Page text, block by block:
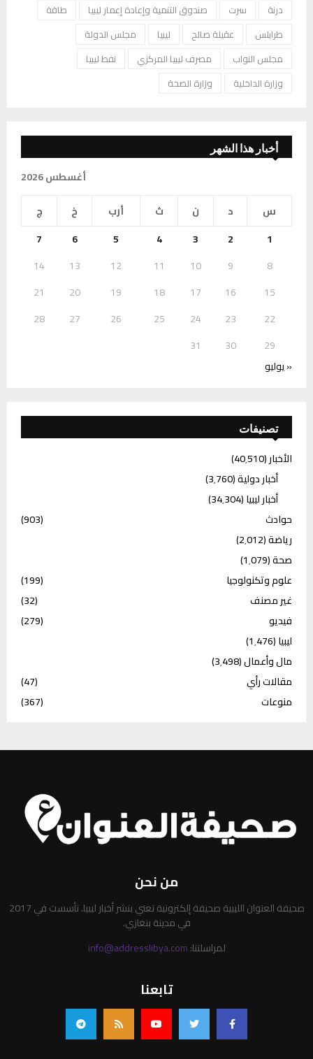
درنة
سرت صندوق التنمية وإعادة إعمار ليبيا
طاقة
طرابلس
عقيلة صالح ليبيا
مجلس الدولة
مجلس النواب
مصرف ليبيا المركزي
نفط ليبيا
وزارة الداخلية
وزارة الصحة
أخبار هذا الشهر
أغسطس 2026
س
د ن ث أرب خ
ج
1
2
3
4
5
6
7
8
9
10
11
12
13
14
15
16
17
18
19
20
21
22
23
24
25
26
27
28
29
30
31
« يوليو
تصنيفات
الأخبار(40٬510)
أخبار دولية(3٬760)
أخبار ليبيا(34٬304)
حوادث
(903)
رياضة(2٬012)
صحة(1٬079)
علوم وتكنولوجيا
(199)
غير مصنف
(32)
فيديو
(279)
ليبيا(1٬476)
مال وأعمال(3٬498)
مقالات رأي
(47)
منوعات
(367)
من نحن
صحيفة العنوان الليبية صحيفة إلكترونية تعني بنشر أخبار ليبيا. تأسست في 2017
في مدينة بنغازي.
لمراسلتنا:info@addresslibya.com
تابعنا